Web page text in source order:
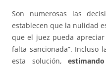
Son numerosas las
establecen que la nulidad
que el juez pueda
falta sancionada”. Incluso
esta solución,